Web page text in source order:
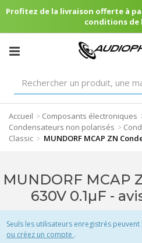
Profitez de la livraison offerte à
conditions de
Accueil > Composants électroniques
Condensateurs non polarisés >
Classic > MUNDORF MCAP ZN
MUNDORF MCAP
630V 0.1µF -
Seuls les utilisateurs enregistrés
ou créez un compte .